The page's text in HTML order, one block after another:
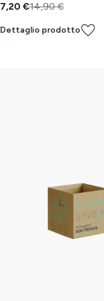
7,20 €14,90 €
Dettaglio prodotto